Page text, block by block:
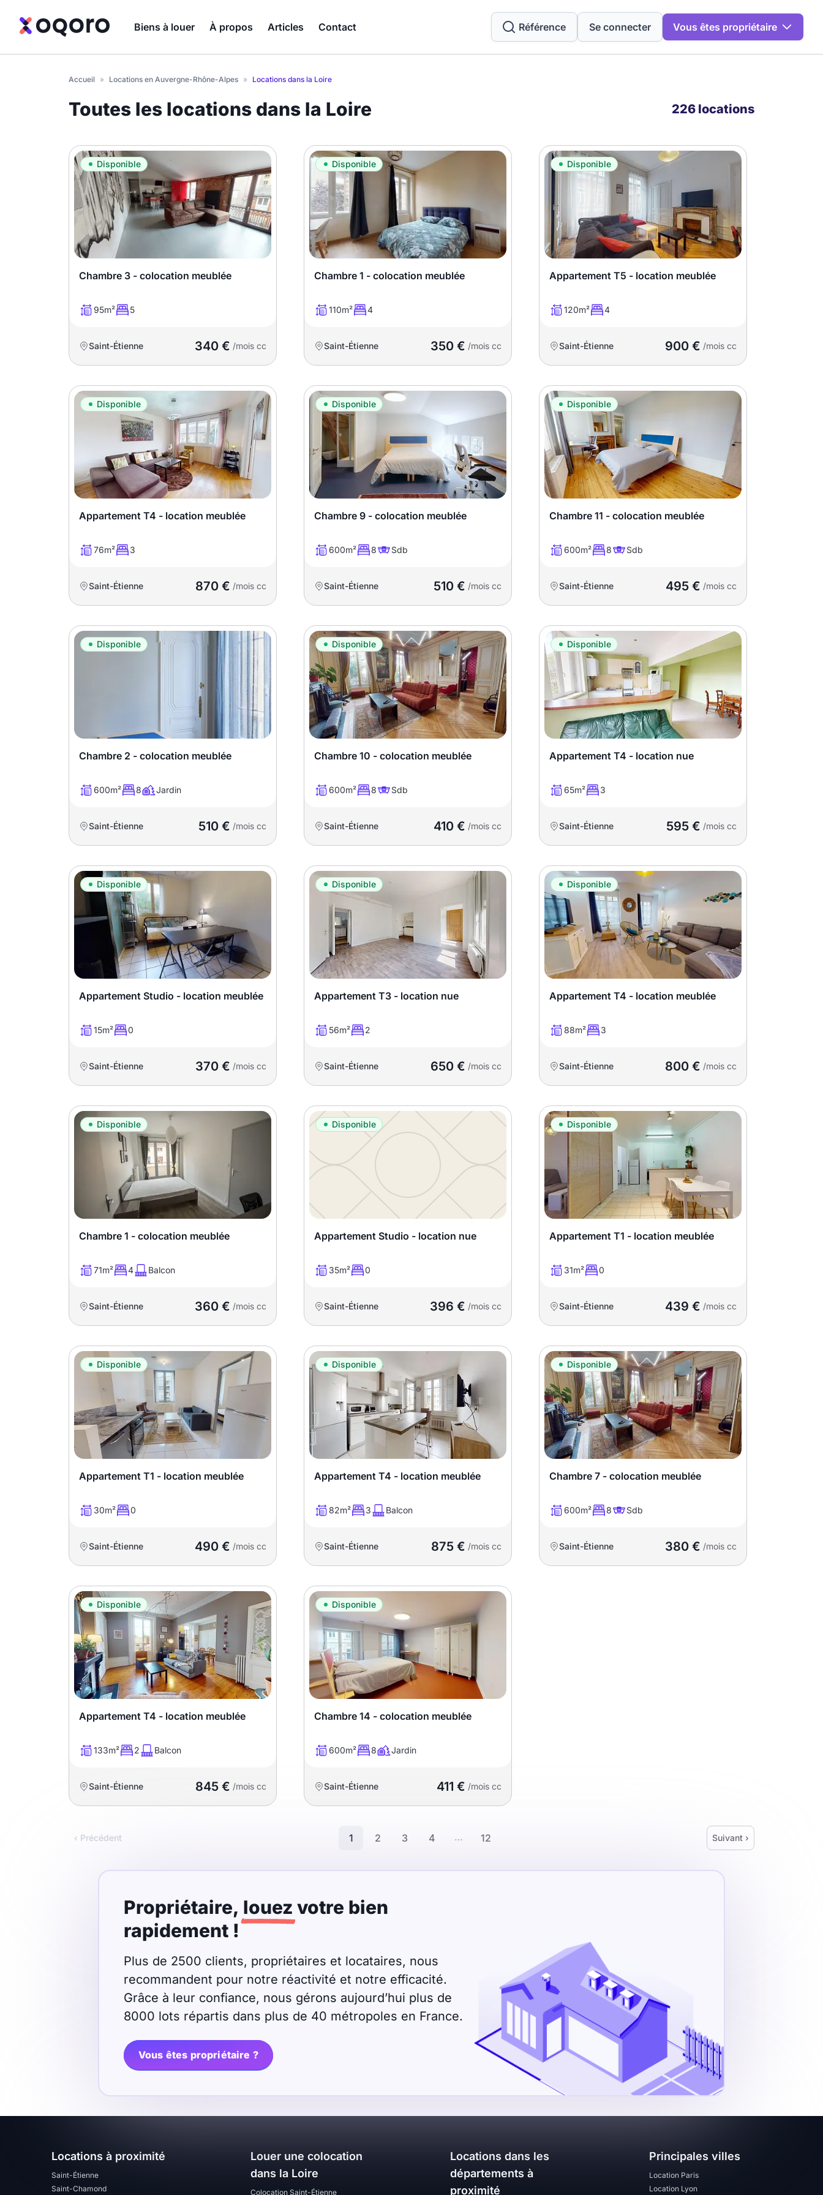
Biens à louer À propos Articles Contact Référence Se connecter Vous êtes propriétaire
Accueil » Locations en Auvergne-Rhône-Alpes » Locations dans la Loire
Toutes les locations dans la Loire 226 locations
Disponible
Chambre 3 - colocation meublée
95m² 5
Saint-Étienne 340 € /mois cc
Disponible
Chambre 1 - colocation meublée
110m² 4
Saint-Étienne 350 € /mois cc
Disponible
Appartement T5 - location meublée
120m² 4
Saint-Étienne 900 € /mois cc
Disponible
Appartement T4 - location meublée
76m² 3
Saint-Étienne 870 € /mois cc
Disponible
Chambre 9 - colocation meublée
600m² 8 Sdb
Saint-Étienne 510 € /mois cc
Disponible
Chambre 11 - colocation meublée
600m² 8 Sdb
Saint-Étienne 495 € /mois cc
Disponible
Chambre 2 - colocation meublée
600m² 8 Jardin
Saint-Étienne 510 € /mois cc
Disponible
Chambre 10 - colocation meublée
600m² 8 Sdb
Saint-Étienne 410 € /mois cc
Disponible
Appartement T4 - location nue
65m² 3
Saint-Étienne 595 € /mois cc
Disponible
Appartement Studio - location meublée
15m² 0
Saint-Étienne 370 € /mois cc
Disponible
Appartement T3 - location nue
56m² 2
Saint-Étienne 650 € /mois cc
Disponible
Appartement T4 - location meublée
88m² 3
Saint-Étienne 800 € /mois cc
Disponible
Chambre 1 - colocation meublée
71m² 4 Balcon
Saint-Étienne 360 € /mois cc
Disponible
Appartement Studio - location nue
35m² 0
Saint-Étienne 396 € /mois cc
Disponible
Appartement T1 - location meublée
31m² 0
Saint-Étienne 439 € /mois cc
Disponible
Appartement T1 - location meublée
30m² 0
Saint-Étienne 490 € /mois cc
Disponible
Appartement T4 - location meublée
82m² 3 Balcon
Saint-Étienne 875 € /mois cc
Disponible
Chambre 7 - colocation meublée
600m² 8 Sdb
Saint-Étienne 380 € /mois cc
Disponible
Appartement T4 - location meublée
133m² 2 Balcon
Saint-Étienne 845 € /mois cc
Disponible
Chambre 14 - colocation meublée
600m² 8 Jardin
Saint-Étienne 411 € /mois cc
‹ Précédent 1 2 3 4 … 12 Suivant ›
Propriétaire, louez votre bien
rapidement !
Plus de 2500 clients, propriétaires et locataires, nous
recommandent pour notre réactivité et notre efficacité.
Grâce à leur confiance, nous gérons aujourd’hui plus de
8000 lots répartis dans plus de 40 métropoles en France.
Vous êtes propriétaire ?
Locations à proximité
Saint-Étienne
Saint-Chamond
Louer une colocation
dans la Loire
Colocation Saint-Étienne
Locations dans les
départements à
proximité
Principales villes
Location Paris
Location Lyon